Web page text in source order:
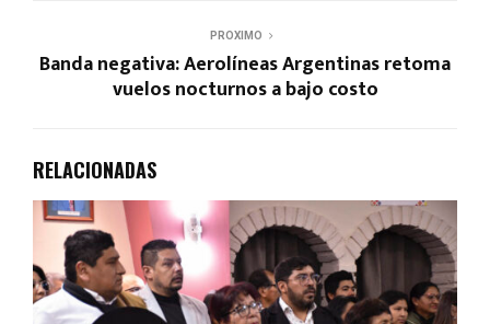
PROXIMO
Banda negativa: Aerolíneas Argentinas retoma
vuelos nocturnos a bajo costo
RELACIONADAS